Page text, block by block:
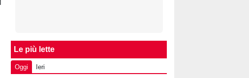
Le più lette
Oggi Ieri